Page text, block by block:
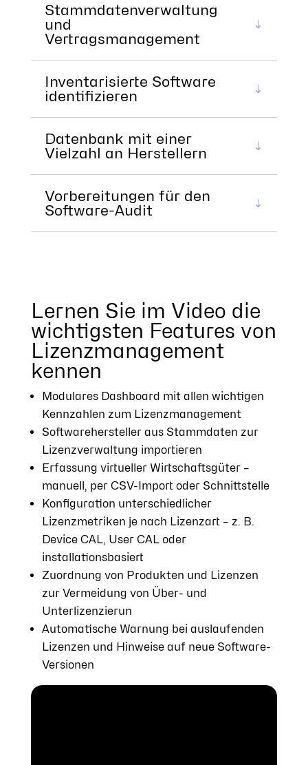
Stammdatenverwaltung
und
Vertragsmanagement
Inventarisierte Software
identifizieren
Datenbank mit einer
Vielzahl an Herstellern
Vorbereitungen für den
Software-Audit
Lernen Sie im Video die
wichtigsten Features von
Lizenzmanagement
kennen
Modulares Dashboard mit allen wichtigen
Kennzahlen zum Lizenzmanagement
Softwarehersteller aus Stammdaten zur
Lizenzverwaltung importieren
Erfassung virtueller Wirtschaftsgüter –
manuell, per CSV-Import oder Schnittstelle
Konfiguration unterschiedlicher
Lizenzmetriken je nach Lizenzart – z. B.
Device CAL, User CAL oder
installationsbasiert
Zuordnung von Produkten und Lizenzen
zur Vermeidung von Über- und
Unterlizenzierun
Automatische Warnung bei auslaufenden
Lizenzen und Hinweise auf neue Software-
Versionen